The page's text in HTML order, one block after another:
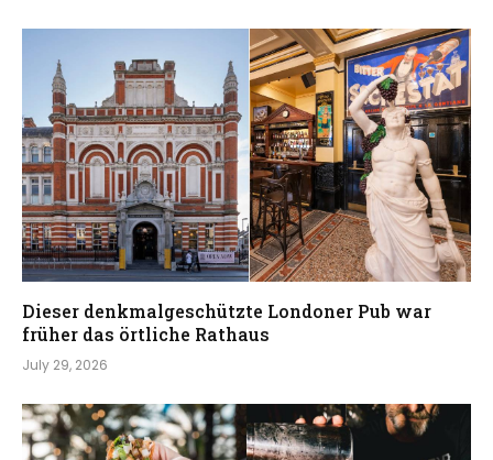
Dieser denkmalgeschützte Londoner Pub war
früher das örtliche Rathaus
July 29, 2026